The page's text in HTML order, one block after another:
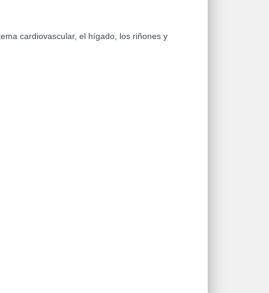
cardiovascular, el hígado, los riñones y